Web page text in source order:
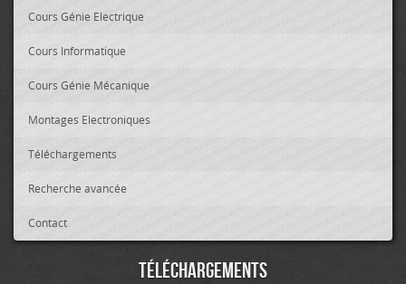
Cours Génie Electrique
Cours Informatique
Cours Génie Mécanique
Montages Electroniques
Téléchargements
Recherche avancée
Contact
Téléchargements